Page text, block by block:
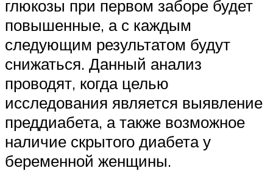
глюкозы при первом заборе будет
повышенные, а с каждым
следующим результатом будут
снижаться. Данный анализ
проводят, когда целью
исследования является выявление
преддиабета, а также возможное
наличие скрытого диабета у
беременной женщины.